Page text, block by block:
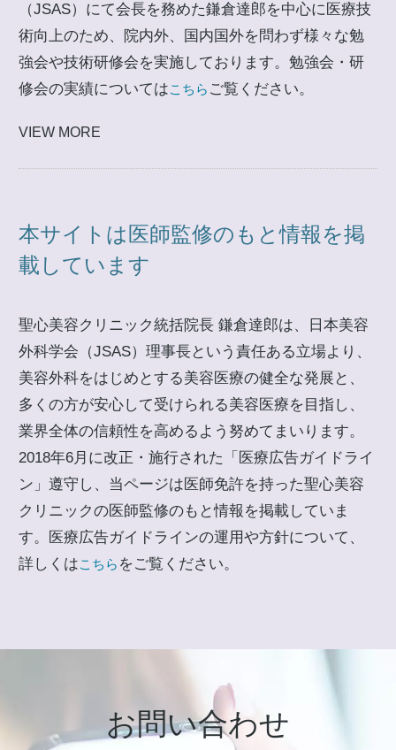
（JSAS）にて会長を務めた鎌倉達郎を中心に医療技
術向上のため、院内外、国内国外を問わず様々な勉
強会や技術研修会を実施しております。勉強会・研
修会の実績についてはこちら ご覧ください。
VIEW MORE
本サイトは医師監修のもと情報を掲
載しています
聖心美容クリニック統括院長 鎌倉達郎は、日本美容
外科学会（JSAS）理事長という責任ある立場より、
美容外科をはじめとする美容医療の健全な発展と、
多くの方が安心して受けられる美容医療を目指し、
業界全体の信頼性を高めるよう努めてまいります。
2018年6月に改正・施行された「医療広告ガイドライ
ン」遵守し、当ページは医師免許を持った聖心美容
クリニックの医師監修のもと情報を掲載していま
す。医療広告ガイドラインの運用や方針について、
詳しくはこちら をご覧ください。
お問い合わせ